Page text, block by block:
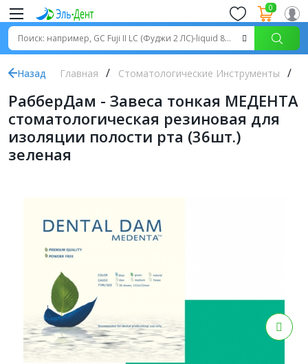
0
Назад Главная Стоматологические Инструменты
РабберДам - Завеса тонкая МЕДЕНТА
стоматологическая резиновая для
изоляции полости рта (36шт.)
зеленая